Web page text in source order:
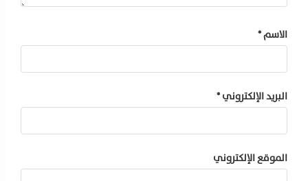
الاسم*
البريد الإلكتروني*
الموقع الإلكتروني